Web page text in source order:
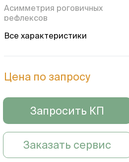
Асимметрия роговичных
рефлексов
Горизонтальная девиация
Все характеристики
Цена по запросу
Запросить КП
Заказать сервис